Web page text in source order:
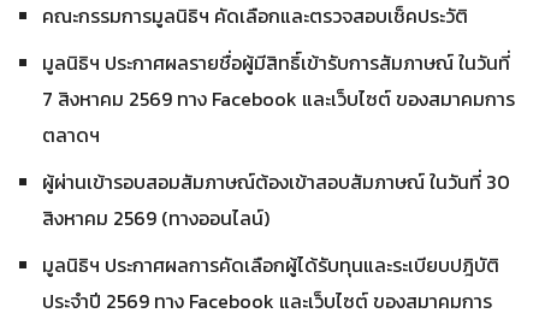
คณะกรรมการมูลนิธิฯ คัดเลือกและตรวจสอบเช็คประวัติ
มูลนิธิฯ ประกาศผลรายชื่อผู้มีสิทธิ์เข้ารับการสัมภาษณ์ ในวันที่
7 สิงหาคม 2569 ทาง Facebook และเว็บไซต์ ของสมาคมการ
ตลาดฯ
ผู้ผ่านเข้ารอบสอมสัมภาษณ์ต้องเข้าสอบสัมภาษณ์ ในวันที่ 30
สิงหาคม 2569 (ทางออนไลน์)
มูลนิธิฯ ประกาศผลการคัดเลือกผู้ได้รับทุนและระเบียบปฎิบัติ
ประจำปี 2569 ทาง Facebook และเว็บไซต์ ของสมาคมการ